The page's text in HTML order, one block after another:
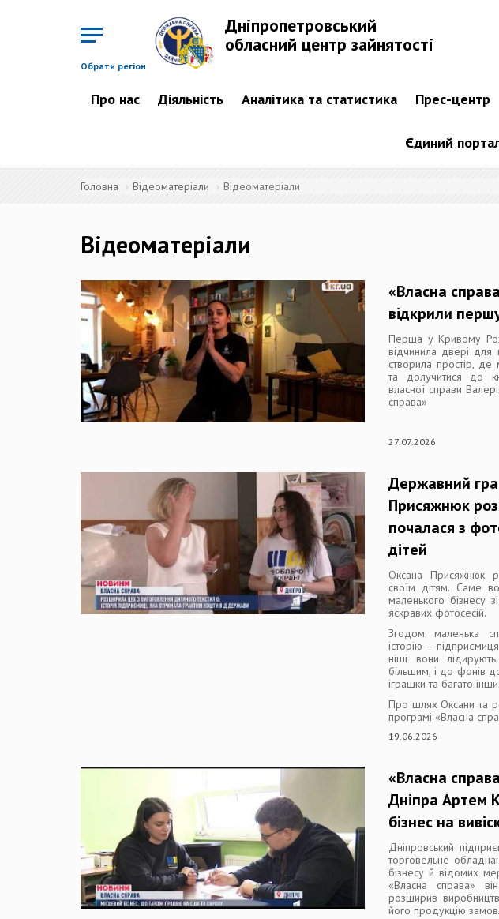
Обрати регіон
Дніпропетровський
обласний центр зайнятості
Про нас Діяльність Аналітика та статистика Прес-центр
Єдиний
Головна Відеоматеріали Відеоматеріали
Відеоматеріали
«Власна
відкрили
Перша у Кривому
відчинила двері для
створила простір,
та долучитися до
власної справи
справа»
27.07.2026
Державний
Присяжнюк
почалася з
дітей
Оксана Присяжнюк
своїм дітям. Саме
маленького бізнесу
яскравих фотосесій.
Згодом маленька
історію –
ніші вони
більшим, і до фонів
іграшки та багато
Про шлях Оксани та
програмі «Власна
19.06.2026
«Власна
Дніпра Артем
бізнес на
Дніпровський
торговельне
бізнесу й відомих
«Власна справа»
розширив
його продукцію